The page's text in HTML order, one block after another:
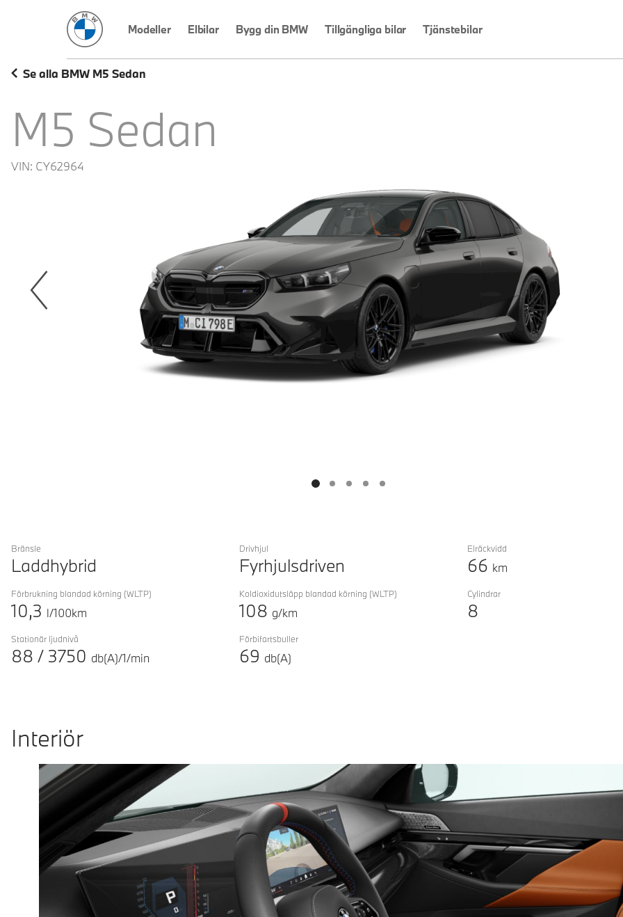
BMW Sverige
Modeller Elbilar Bygg din BMW Tillgängliga bilar Tjänstebilar
Se alla BMW M5 Sedan
M5 Sedan
VIN: CY62964
Bränsle
Laddhybrid
Drivhjul
Fyrhjulsdriven
Elräckvidd
66 km
Förbrukning blandad körning (WLTP)
10,3 l/100km
Koldioxidutsläpp blandad körning (WLTP)
108 g/km
Cylindrar
8
Stationär ljudnivå
88 / 3750 db(A)/1/min
Förbifartsbuller
69 db(A)
Interiör